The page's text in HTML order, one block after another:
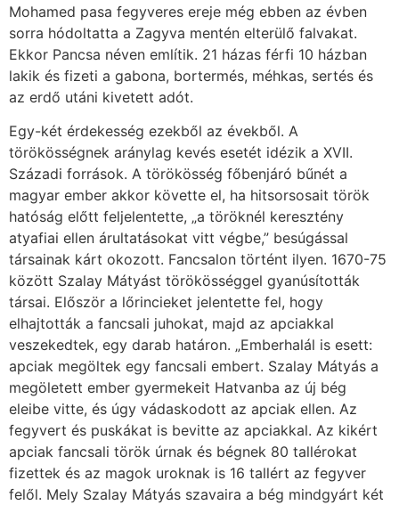
Mohamed pasa fegyveres ereje még ebben az évben
sorra hódoltatta a Zagyva mentén elterülő falvakat.
Ekkor Pancsa néven említik. 21 házas férfi 10 házban
lakik és fizeti a gabona, bortermés, méhkas, sertés és
az erdő utáni kivetett adót.
Egy-két érdekesség ezekből az évekből. A
törökösségnek aránylag kevés esetét idézik a XVII.
Századi források. A törökösség főbenjáró bűnét a
magyar ember akkor követte el, ha hitsorsosait török
hatóság előtt feljelentette, „a töröknél keresztény
atyafiai ellen árultatásokat vitt végbe,” besúgással
társainak kárt okozott. Fancsalon történt ilyen. 1670-75
között Szalay Mátyást törökösséggel gyanúsították
társai. Először a lőrincieket jelentette fel, hogy
elhajtották a fancsali juhokat, majd az apciakkal
veszekedtek, egy darab határon. „Emberhalál is esett:
apciak megöltek egy fancsali embert. Szalay Mátyás a
megöletett ember gyermekeit Hatvanba az új bég
eleibe vitte, és úgy vádaskodott az apciak ellen. Az
fegyvert és puskákat is bevitte az apciakkal. Az kikért
apciak fancsali török úrnak és bégnek 80 tallérokat
fizettek és az magok uroknak is 16 tallért az fegyver
felől. Mely Szalay Mátyás szavaira a bég mindgyárt két